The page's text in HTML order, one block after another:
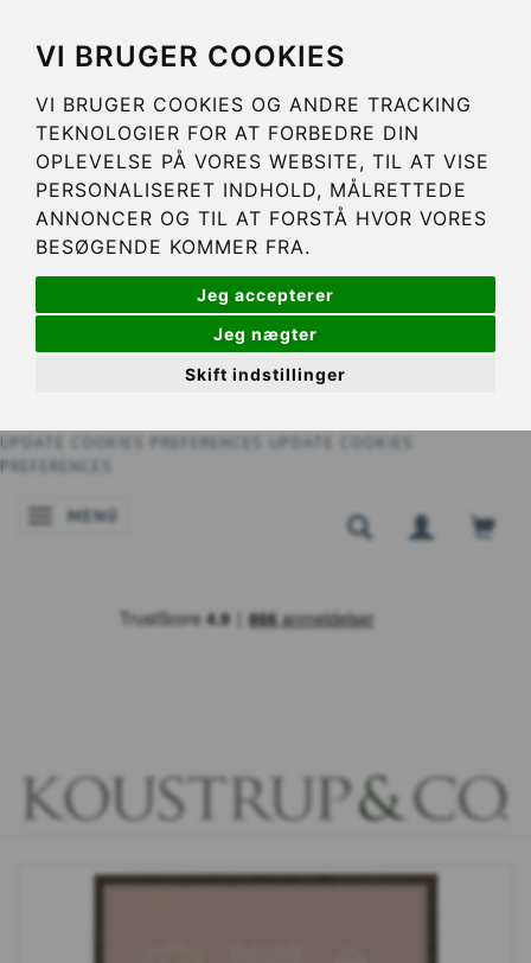
VI BRUGER COOKIES
VI BRUGER COOKIES OG ANDRE TRACKING
TEKNOLOGIER FOR AT FORBEDRE DIN
OPLEVELSE PÅ VORES WEBSITE, TIL AT VISE
PERSONALISERET INDHOLD, MÅLRETTEDE
ANNONCER OG TIL AT FORSTÅ HVOR VORES
BESØGENDE KOMMER FRA.
Jeg accepterer
Jeg nægter
Skift indstillinger
UPDATE COOKIES PREFERENCES
UPDATE COOKIES
PREFERENCES
NAVEGACIÓN DE PALANCA
MENÚ